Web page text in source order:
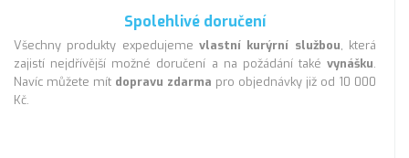
Spolehlivé doručení
Všechny produkty expedujeme vlastní kurýrní službou, která
zajistí nejdřívější možné doručení a na požádání také vynášku.
Navíc můžete mít dopravu zdarma pro objednávky již od 10 000
Kč.